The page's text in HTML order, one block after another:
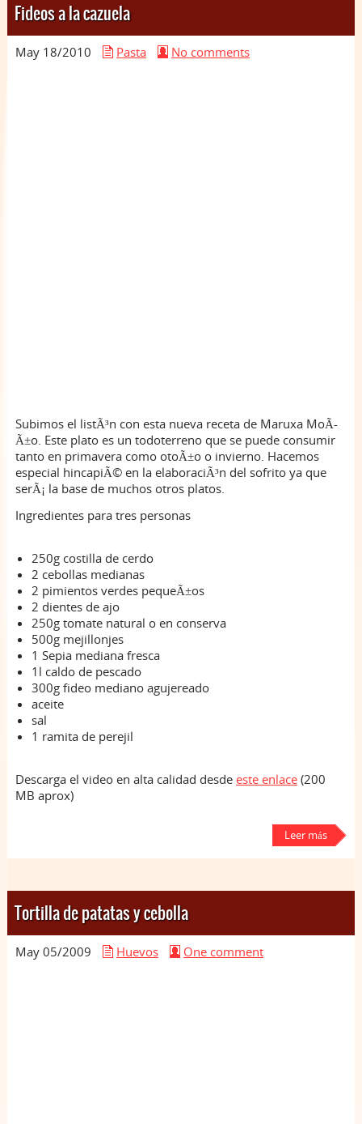
Fideos a la cazuela
May 18/2010 Pasta No comments
Subimos el listÃ³n con esta nueva receta de Maruxa MoÃ­
Ã±o. Este plato es un todoterreno que se puede consumir
tanto en primavera como otoÃ±o o invierno. Hacemos
especial hincapiÃ© en la elaboraciÃ³n del sofrito ya que
serÃ¡ la base de muchos otros platos.
Ingredientes para tres personas
250g costilla de cerdo
2 cebollas medianas
2 pimientos verdes pequeÃ±os
2 dientes de ajo
250g tomate natural o en conserva
500g mejillonjes
1 Sepia mediana fresca
1l caldo de pescado
300g fideo mediano agujereado
aceite
sal
1 ramita de perejil
Descarga el video en alta calidad desde este enlace(200
MB aprox)
Leer más
Tortilla de patatas y cebolla
May 05/2009 Huevos One comment